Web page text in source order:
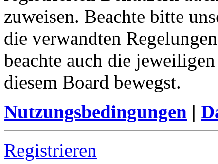
zuweisen. Beachte bitte
die verwandten
beachte auch die
diesem Board bewegst.
Nutzungsbedingungen |
Registrieren